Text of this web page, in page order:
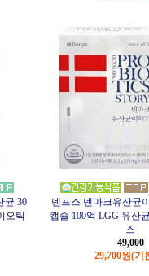
균 30
오틱
덴프스 덴마크유산균
캡슐 100억 LGG 유산
스
49,000
29,700원(기